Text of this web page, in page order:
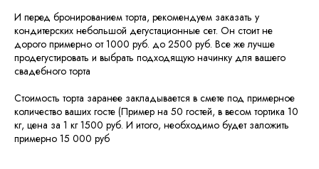
И перед бронированием торта, рекомендуем заказать у
кондитерских небольшой дегустационные сет. Он стоит не
дорого примерно от 1000 руб. до 2500 руб. Все же лучше
продегустировать и выбрать подходящую начинку для вашего
свадебного торта
Стоимость торта заранее закладывается в смете под примерное
количество ваших госте (Пример на 50 гостей, в весом тортика 10
кг, цена за 1 кг 1500 руб. И итого, необходимо будет заложить
примерно 15 000 руб
Мы прилагаем все усилия каждый день, чтобы
сделать наших клиентов счастливыми.